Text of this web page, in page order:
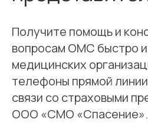
Получите помощь и
вопросам ОМС быстро
медицинских
телефоны прямой
связи со страховыми
ООО «СМО «Спасение».